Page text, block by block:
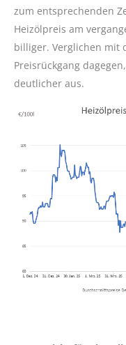
zum entsprechenden
Heizölpreis am
billiger. Verglichen mit
Preisrückgang
deutlicher aus.